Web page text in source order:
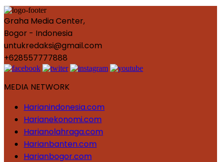
Graha Media Center,
Bogor - Indonesia
untukredaksi@gmail.com
+628557777888
MEDIA NETWORK
Harianindonesia.com
Harianekonomi.com
Harianolahraga.com
Harianbanten.com
Harianbogor.com